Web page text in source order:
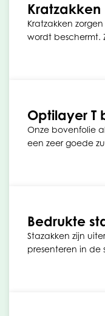
Kratzakken
Kratzakken
wordt beschermt.
Optilayer T
Onze bovenfolie
een zeer goede
Bedrukte
Stazakken zijn
presenteren in